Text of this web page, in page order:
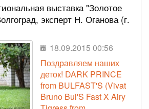
выставка "Золотое
эксперт Н. Оганова (г.
18.09.2015 00:56
Поздравляем наших
деток! DARK PRINCE
from BULFAST'S (Vivat
Bruno Bul'S Fast X Airy